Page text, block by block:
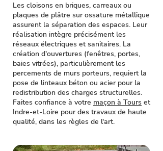
Les cloisons en briques, carreaux ou
plaques de plâtre sur ossature métallique
assurent la séparation des espaces. Leur
réalisation intègre précisément les
réseaux électriques et sanitaires. La
création d'ouvertures (fenêtres, portes,
baies vitrées), particulièrement les
percements de murs porteurs, requiert la
pose de linteaux béton ou acier pour la
redistribution des charges structurelles.
Faites confiance à votre maçon à Tours et
Indre-et-Loire pour des travaux de haute
qualité, dans les règles de l'art.